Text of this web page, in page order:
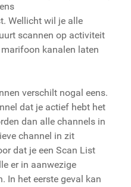
Wellicht wil je alle
scannen op activiteit
kanalen laten
verschilt nogal eens.
dat je actief hebt het
dan alle channels in
channel in zit
dat je een Scan List
er in aanwezige
In het eerste geval kan